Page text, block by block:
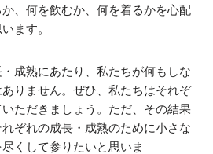
、何を飲むか、何を着るかを心配
ます。
成熟にあたり、私たちが何もしな
りません。ぜひ、私たちはそれぞ
ただきましょう。ただ、その結果
ぞれの成長・成熟のために小さな
くして参りたいと思いま